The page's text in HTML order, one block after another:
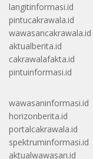
langitinformasi.id
pintucakrawala.id
wawasancakrawala.id
aktualberita.id
cakrawalafakta.id
pintuinformasi.id
wawasaninformasi.id
horizonberita.id
portalcakrawala.id
spektruminformasi.id
aktualwawasan.id